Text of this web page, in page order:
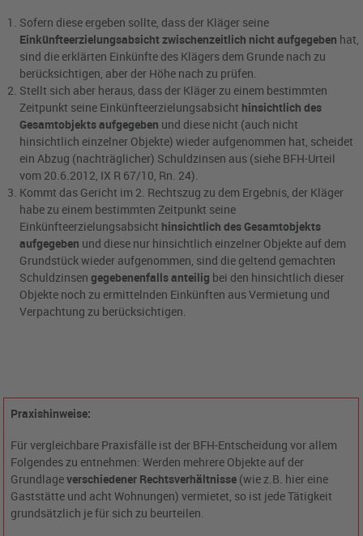
Sofern diese ergeben sollte, dass der Kläger seine
Einkünfteerzielungsabsicht zwischenzeitlich nicht aufgegeben hat,
sind die erklärten Einkünfte des Klägers dem Grunde nach zu
berücksichtigen, aber der Höhe nach zu prüfen.
Stellt sich aber heraus, dass der Kläger zu einem bestimmten
Zeitpunkt seine Einkünfteerzielungsabsicht hinsichtlich des
Gesamtobjekts aufgegeben und diese nicht (auch nicht
hinsichtlich einzelner Objekte) wieder aufgenommen hat, scheidet
ein Abzug (nachträglicher) Schuldzinsen aus (siehe BFH-Urteil
vom 20.6.2012, IX R 67/10, Rn. 24).
Kommt das Gericht im 2. Rechtszug zu dem Ergebnis, der Kläger
habe zu einem bestimmten Zeitpunkt seine
Einkünfteerzielungsabsicht hinsichtlich des Gesamtobjekts
aufgegeben und diese nur hinsichtlich einzelner Objekte auf dem
Grundstück wieder aufgenommen, sind die geltend gemachten
Schuldzinsengegebenenfalls anteilig bei den hinsichtlich dieser
Objekte noch zu ermittelnden Einkünften aus Vermietung und
Verpachtung zu berücksichtigen.
Praxishinweise:
Für vergleichbare Praxisfälle ist der BFH-Entscheidung vor allem
Folgendes zu entnehmen: Werden mehrere Objekte auf der
Grundlageverschiedener Rechtsverhältnisse (wie z.B. hier eine
Gaststätte und acht Wohnungen) vermietet, so ist jede Tätigkeit
grundsätzlich je für sich zu beurteilen.